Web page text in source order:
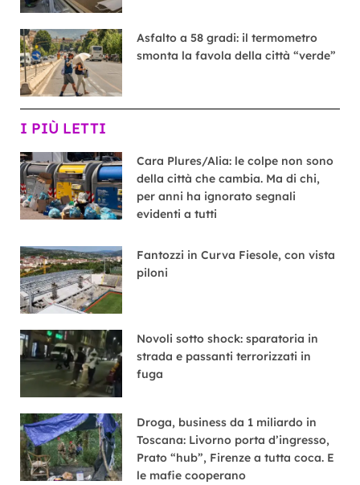
Asfalto a 58 gradi: il termometro
smonta la favola della città “verde”
I PIÙ LETTI
Cara Plures/Alia: le colpe non sono
della città che cambia. Ma di chi,
per anni ha ignorato segnali
evidenti a tutti
Fantozzi in Curva Fiesole, con vista
piloni
Novoli sotto shock: sparatoria in
strada e passanti terrorizzati in
fuga
Droga, business da 1 miliardo in
Toscana: Livorno porta d’ingresso,
Prato “hub”, Firenze a tutta coca. E
le mafie cooperano